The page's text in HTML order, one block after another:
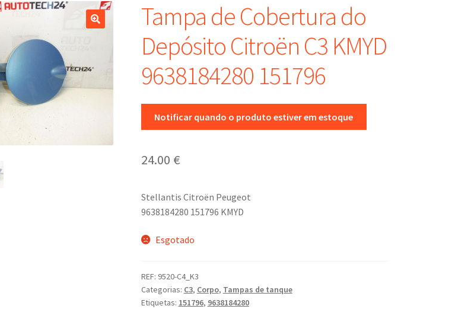
Tampa de Cobertura do
Depósito Citroën C3 KMYD
9638184280 151796
Notificar quando o produto estiver em estoque
24.00 €
Stellantis Citroën Peugeot
9638184280 151796 KMYD
Esgotado
REF: 9520-C4_K3
Categorias: C3, Corpo, Tampas de tanque
Etiquetas: 151796, 9638184280